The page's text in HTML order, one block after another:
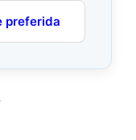
preferida